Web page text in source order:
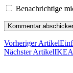
Benachrichtige
Vorheriger Artikel
Nächster Artikel